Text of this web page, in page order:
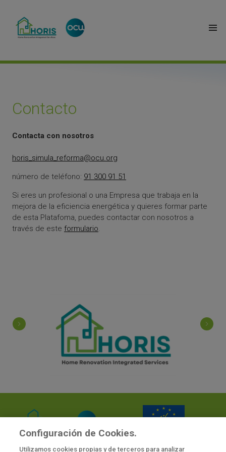
Contacto
Contacta con nosotros
horis_simula_reforma@ocu.org
número de teléfono: 91 300 91 51
Si eres un profesional o una Empresa que trabaja en la
mejora de la eficiencia energética y quieres formar parte
de esta Platafoma, puedes contactar con nosotros a
través de este formulario.
Cofinanciado por la Unión Europea, proyecto nº 101120497. Los puntos de
Configuración de Cookies.
Utilizamos cookies propias y de terceros para analizar